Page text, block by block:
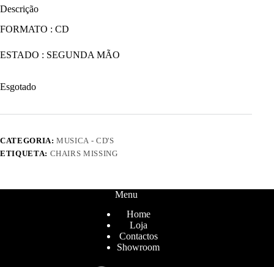
Descrição
FORMATO : CD
ESTADO : SEGUNDA MÃO
Esgotado
CATEGORIA:MUSICA - CD'S
ETIQUETA: CHAIRS MISSING
Menu
Home
Loja
Contactos
Showroom